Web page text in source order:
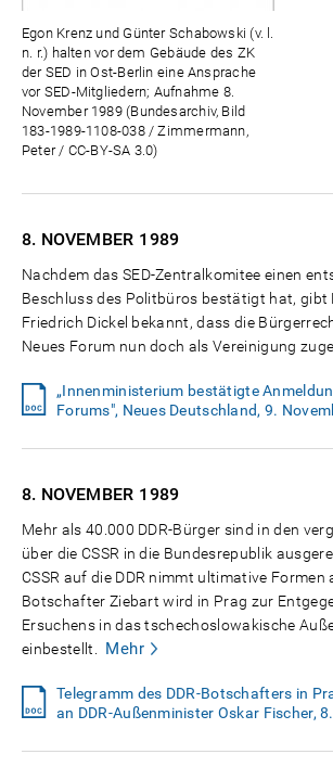
Egon Krenz und Günter Schabowski (v. l.
n. r.) halten vor dem Gebäude des ZK
der SED in Ost-Berlin eine Ansprache
vor SED-Mitgliedern; Aufnahme 8.
November 1989 (Bundesarchiv, Bild
183-1989-1108-038 / Zimmermann,
Peter / CC-BY-SA 3.0)
8. NOVEMBER 1989
Nachdem das SED-Zentralkomitee einen
Beschluss des Politbüros bestätigt hat, gibt
Friedrich Dickel bekannt, dass die
Neues Forum nun doch als Vereinigung
„Innenministerium bestätigte
Forums", Neues Deutschland, 9.
8. NOVEMBER 1989
Mehr als 40.000 DDR-Bürger sind in den
über die CSSR in die Bundesrepublik
CSSR auf die DDR nimmt ultimative Formen
Botschafter Ziebart wird in Prag zur
Ersuchens in das tschechoslowakische
einbestellt.
Mehr
Telegramm des DDR-Botschafters in
an DDR-Außenminister Oskar Fischer,